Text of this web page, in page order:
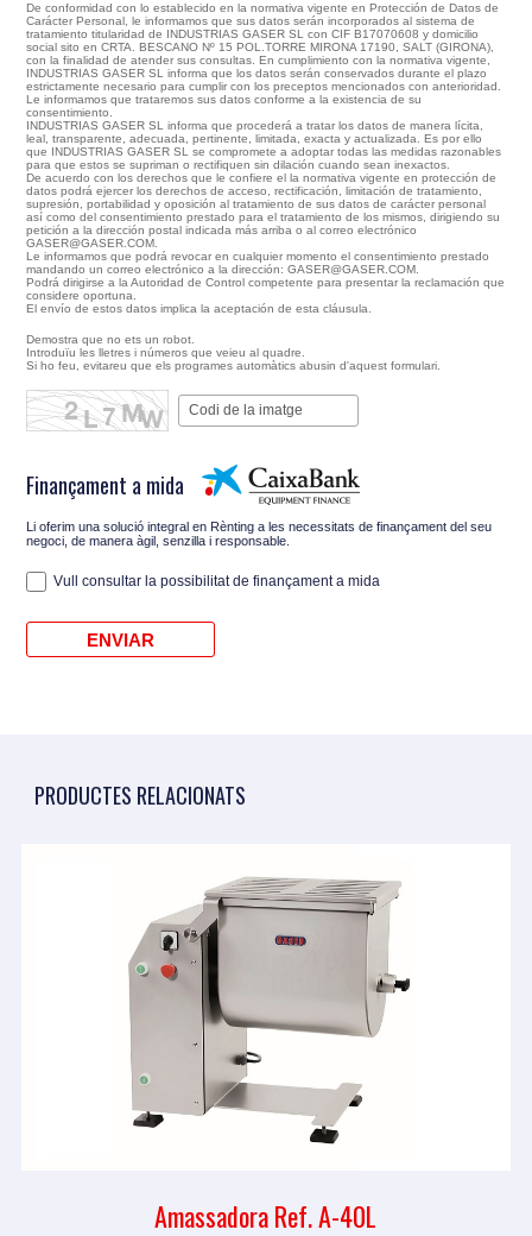
De conformidad con lo establecido en la normativa vigente en Protección de Datos de
Carácter Personal, le informamos que sus datos serán incorporados al sistema de
tratamiento titularidad de INDUSTRIAS GASER SL con CIF B17070608 y domicilio
social sito en CRTA. BESCANO Nº 15 POL.TORRE MIRONA 17190, SALT (GIRONA),
con la finalidad de atender sus consultas. En cumplimiento con la normativa vigente,
INDUSTRIAS GASER SL informa que los datos serán conservados durante el plazo
estrictamente necesario para cumplir con los preceptos mencionados con anterioridad.
Le informamos que trataremos sus datos conforme a la existencia de su
consentimiento.
INDUSTRIAS GASER SL informa que procederá a tratar los datos de manera lícita,
leal, transparente, adecuada, pertinente, limitada, exacta y actualizada. Es por ello
que INDUSTRIAS GASER SL se compromete a adoptar todas las medidas razonables
para que estos se supriman o rectifiquen sin dilación cuando sean inexactos.
De acuerdo con los derechos que le confiere el la normativa vigente en protección de
datos podrá ejercer los derechos de acceso, rectificación, limitación de tratamiento,
supresión, portabilidad y oposición al tratamiento de sus datos de carácter personal
así como del consentimiento prestado para el tratamiento de los mismos, dirigiendo su
petición a la dirección postal indicada más arriba o al correo electrónico
GASER@GASER.COM.
Le informamos que podrá revocar en cualquier momento el consentimiento prestado
mandando un correo electrónico a la dirección: GASER@GASER.COM.
Podrá dirigirse a la Autoridad de Control competente para presentar la reclamación que
considere oportuna.
El envío de estos datos implica la aceptación de esta cláusula.
Demostra que no ets un robot.
Introduïu les lletres i números que veieu al quadre.
Si ho feu, evitareu que els programes automàtics abusin d'aquest formulari.
Finançament a mida
Li oferim una solució integral en Rènting a les necessitats de finançament del seu
negoci, de manera àgil, senzilla i responsable.
Vull consultar la possibilitat de finançament a mida
PRODUCTES RELACIONATS
Amassadora Ref. A-40L